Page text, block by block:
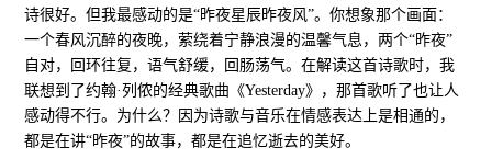
诗很好。但我最感动的是“昨夜星辰昨夜风”。你想象那个画面：
一个春风沉醉的夜晚，萦绕着宁静浪漫的温馨气息，两个“昨夜”
自对，回环往复，语气舒缓，回肠荡气。在解读这首诗歌时，我
联想到了约翰·列侬的经典歌曲《Yesterday》，那首歌听了也让人
感动得不行。为什么？因为诗歌与音乐在情感表达上是相通的，
都是在讲“昨夜”的故事，都是在追忆逝去的美好。